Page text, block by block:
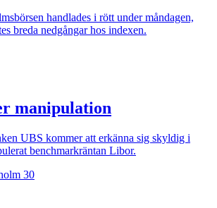
handlades i rött under måndagen,
breda nedgångar hos indexen.
manipulation
UBS kommer att erkänna sig skyldig i
benchmarkräntan Libor.
30